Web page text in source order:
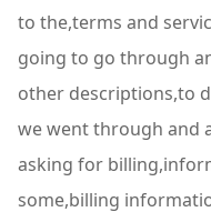
to the,terms and
going to go through
other descriptions,to
we went through and
asking for
some,billing